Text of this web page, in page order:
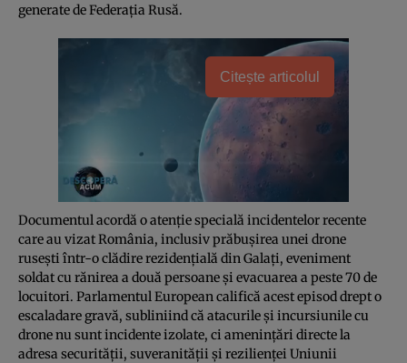
generate de Federația Rusă.
Citește articolul
Documentul acordă o atenție specială incidentelor recente
care au vizat România, inclusiv prăbușirea unei drone
rusești într-o clădire rezidențială din Galați, eveniment
soldat cu rănirea a două persoane și evacuarea a peste 70 de
locuitori. Parlamentul European califică acest episod drept o
escaladare gravă, subliniind că atacurile și incursiunile cu
drone nu sunt incidente izolate, ci amenințări directe la
adresa securității, suveranității și rezilienței Uniunii